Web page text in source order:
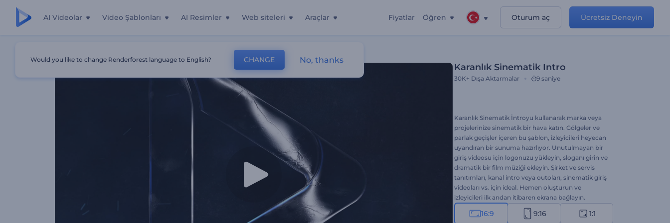
AI Videolar Video Şablonları AI Resimler Web siteleri Araçlar Fiyatlar Öğren Oturum aç Ücretsiz Deneyin
Karanlık Sinematik İntro
30K+ Dışa Aktarmalar 9 saniye
Karanlık Sinematik İntroyu kullanarak marka veya
projelerinize sinematik bir hava katın. Gölgeler ve
parlak geçişler içeren bu şablon, izleyicileri heyecan
uyandıran bir sunuma hazırlıyor. Unutulmayan bir
giriş videosu için logonuzu yükleyin, sloganı girin ve
dramatik bir film müziği ekleyin. Şirket ve servis
tanıtımları, kanal intro veya outoları, sinematik giriş
videoları vs. için ideal. Hemen oluşturun ve
izleyicileri ilk andan itibaren ekrana bağlayın.
16:9 9:16 1:1
Would you like to change Renderforest language to English? CHANGE No, thanks